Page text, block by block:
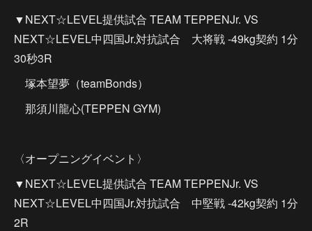
▼NEXT☆LEVEL提供試合 TEAM TEPPENJr. VS
NEXT☆LEVEL中四国Jr.対抗試合 大将戦 -49kg契約 1分
30秒3R
塚本望夢（teamBonds）
那須川龍心(TEPPEN GYM)
〈オープニングイベント〉
▼NEXT☆LEVEL提供試合 TEAM TEPPENJr. VS
NEXT☆LEVEL中四国Jr.対抗試合 中堅戦 -42kg契約 1分
2R